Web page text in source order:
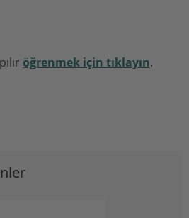
öğrenmek için tıklayın.